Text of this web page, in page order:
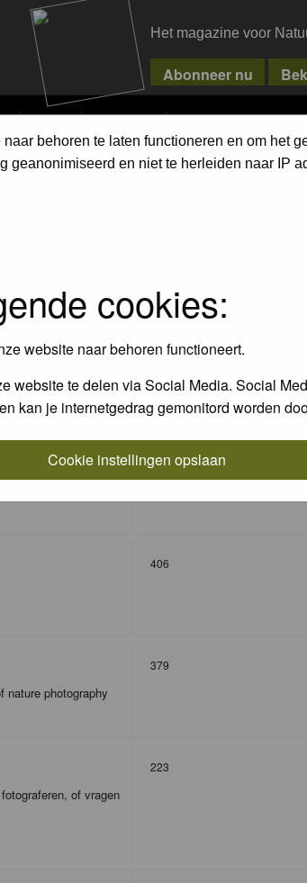
Het magazine voor
PIXPAS MAGAZINE WEBSHOP
behoren te laten functioneren en om het
geanonimiseerd en niet te herleiden naar IP
cookies:
website naar behoren functioneert.
website te delen via Social Media. Social
kan je internetgedrag gemonitord worden
Cookie instellingen opslaan
Topics
de gedragscode
327
406
nature photography
379
of vragen
223